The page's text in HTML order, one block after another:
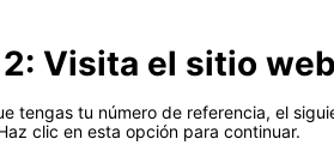
2: Visita el sitio
tengas tu número de referencia, el
clic en esta opción para continuar.